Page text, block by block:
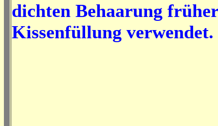
dichten Behaarung
Kissenfüllung verwendet.